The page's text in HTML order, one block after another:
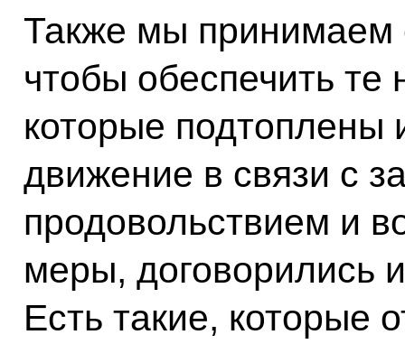
Также мы принимаем
чтобы обеспечить
которые подтоплены
движение в связи с
продовольствием и
меры, договорились
Есть такие, которые